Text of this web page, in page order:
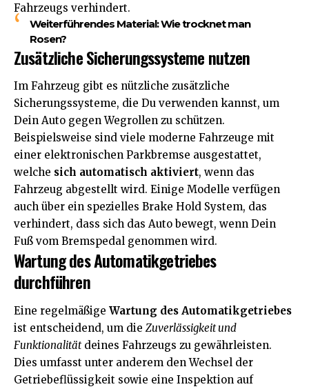
Fahrzeugs verhindert.
Weiterführendes Material:Wie trocknet man
Rosen?
Zusätzliche Sicherungssysteme nutzen
Im Fahrzeug gibt es nützliche zusätzliche
Sicherungssysteme, die Du verwenden kannst, um
Dein Auto gegen Wegrollen zu schützen.
Beispielsweise sind viele moderne Fahrzeuge mit
einer elektronischen Parkbremse ausgestattet,
welche sich automatisch aktiviert, wenn das
Fahrzeug abgestellt wird. Einige Modelle verfügen
auch über ein spezielles Brake Hold System, das
verhindert, dass sich das Auto bewegt, wenn Dein
Fuß vom Bremspedal genommen wird.
Wartung des Automatikgetriebes
durchführen
Eine regelmäßige Wartung des Automatikgetriebes
ist entscheidend, um die Zuverlässigkeit und
Funktionalitätdeines Fahrzeugs zu gewährleisten.
Dies umfasst unter anderem den Wechsel der
Getriebeflüssigkeit sowie eine Inspektion auf